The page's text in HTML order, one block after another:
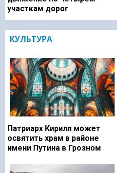
участкам дорог
КУЛЬТУРА
Патриарх Кирилл может
освятить храм в районе
имени Путина в Грозном